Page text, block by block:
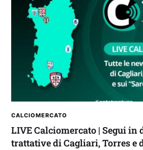
CALCIOMERCATO
LIVE Calciomercato | Segui in
trattative di Cagliari, Torres e